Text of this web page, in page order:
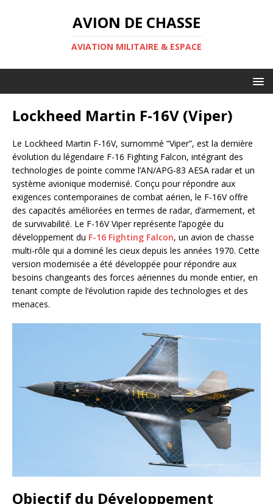
AVION DE CHASSE
AVIATION MILITAIRE & ESPACE
Lockheed Martin F-16V (Viper)
Le Lockheed Martin F-16V, surnommé “Viper”, est la dernière
évolution du légendaire F-16 Fighting Falcon, intégrant des
technologies de pointe comme l’AN/APG-83 AESA radar et un
système avionique modernisé. Conçu pour répondre aux
exigences contemporaines de combat aérien, le F-16V offre
des capacités améliorées en termes de radar, d’armement, et
de survivabilité. Le F-16V Viper représente l’apogée du
développement du F-16 Fighting Falcon, un avion de chasse
multi-rôle qui a dominé les cieux depuis les années 1970. Cette
version modernisée a été développée pour répondre aux
besoins changeants des forces aériennes du monde entier, en
tenant compte de l’évolution rapide des technologies et des
menaces.
Objectif du Développement